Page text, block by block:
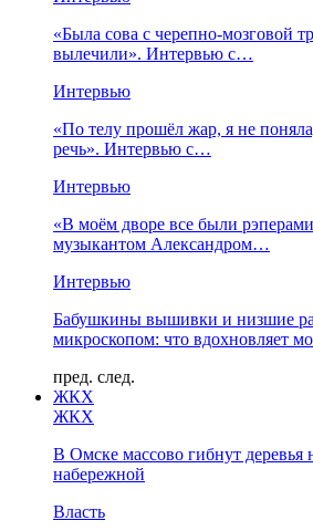
«Была сова с черепно-мозговой
вылечили». Интервью с…
Интервью
«По телу прошёл жар, я не
речь». Интервью с…
Интервью
«В моём дворе все были
музыкантом Александром…
Интервью
Бабушкины вышивки и низшие
микроскопом: что вдохновляет
пред. след.
ЖКХ
ЖКХ
В Омске массово гибнут
набережной
Власть